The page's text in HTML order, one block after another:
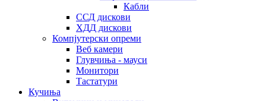
Кабли
ССД дискови
ХДД дискови
Компјутерски опреми
Веб камери
Глувчиња - мауси
Монитори
Тастатури
Кучиња